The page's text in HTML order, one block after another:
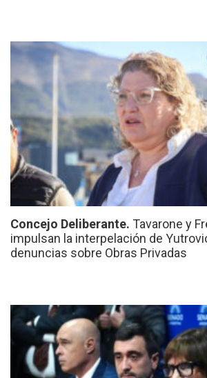
Concejo Deliberante. Tavarone y
impulsan la interpelación de
denuncias sobre Obras Privadas